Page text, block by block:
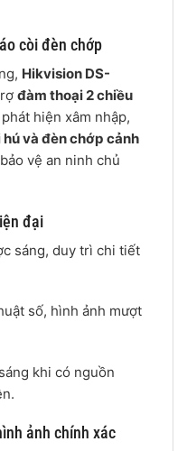
còi đèn chớp
Hikvision DS-
đàm thoại 2 chiều
hiện xâm nhập,
và đèn chớp cảnh
vệ an ninh chủ
đại
sáng, duy trì chi tiết
số, hình ảnh mượt
khi có nguồn
ảnh chính xác